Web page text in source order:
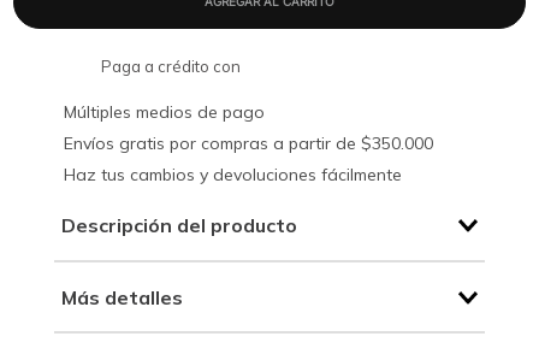
Paga a crédito con
Múltiples medios de pago
Envíos gratis por compras a partir de $350.000
Haz tus cambios y devoluciones fácilmente
Descripción del producto
Más detalles